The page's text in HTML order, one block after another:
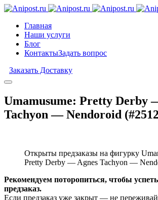
Главная
Наши услуги
Блог
КонтактыЗадать вопрос
Заказать Доставку
Umamusume: Pretty Derby
Tachyon — Nendoroid
Открыты предзаказы на фигурку
Pretty Derby — Agnes Tachyon —
Рекомендуем поторопиться, чтобы
предзаказ.
Если предзаказ уже закрыт — не